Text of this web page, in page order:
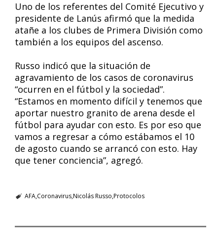
Uno de los referentes del Comité Ejecutivo y
presidente de Lanús afirmó que la medida
atañe a los clubes de Primera División como
también a los equipos del ascenso.
Russo indicó que la situación de
agravamiento de los casos de coronavirus
“ocurren en el fútbol y la sociedad”.
“Estamos en momento difícil y tenemos que
aportar nuestro granito de arena desde el
fútbol para ayudar con esto. Es por eso que
vamos a regresar a cómo estábamos el 10
de agosto cuando se arrancó con esto. Hay
que tener conciencia”, agregó.
AFACoronavirusNicolás Russo Protocolos